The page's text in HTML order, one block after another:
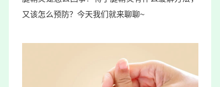
又该怎么预防？今天我们就来聊聊~